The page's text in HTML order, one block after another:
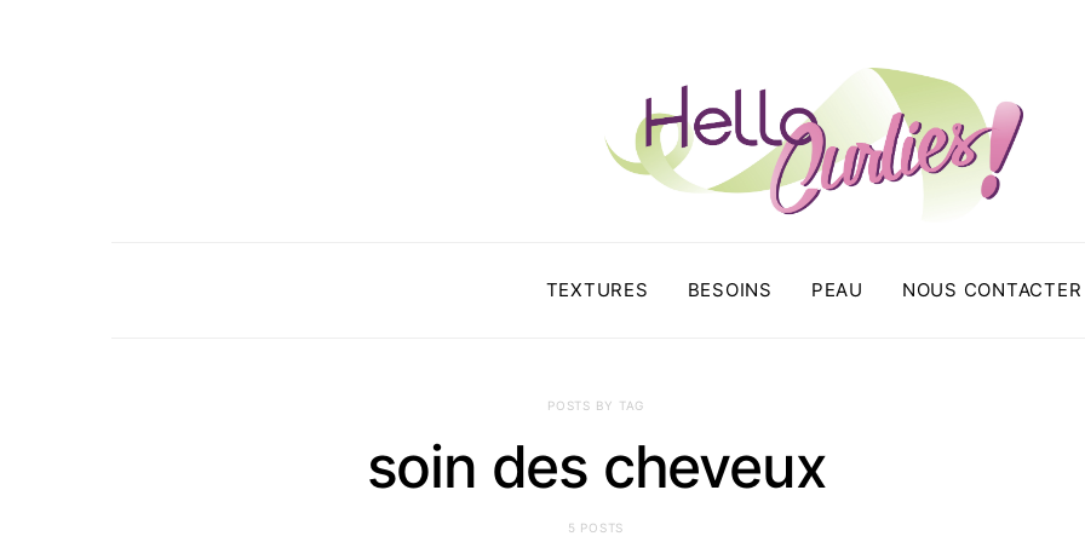
TEXTURES BESOINS PEAU NOUS CONTACTER
POSTS BY TAG
soin des cheveux
5 POSTS